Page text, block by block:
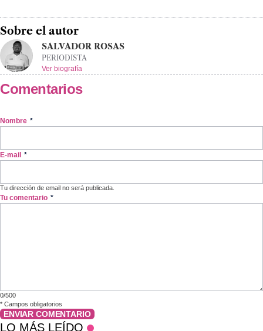
Sobre el autor
SALVADOR ROSAS
PERIODISTA
Ver biografía
Comentarios
Nombre *
E-mail *
Tu dirección de email no será publicada.
Tu comentario *
0/500
* Campos obligatorios
ENVIAR COMENTARIO
LO MÁS LEÍDO